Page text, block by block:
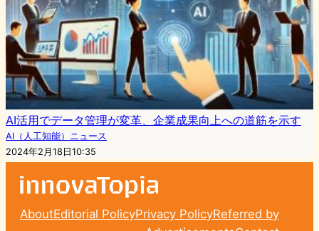
AI活用でデータ管理が変革、企業成果向上への道筋を示す
AI（人工知能）ニュース
2024年2月18日10:35
AboutEditorial PolicyPrivacy PolicyReferred by